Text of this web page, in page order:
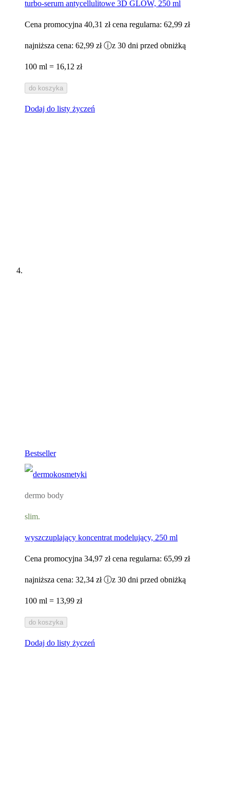
turbo-serum antycellulitowe 3D GLOW, 250 ml
Cena promocyjna 40,31 zł cena regularna: 62,99 zł
najniższa cena: 62,99 zł ⓘz 30 dni przed obniżką
100 ml = 16,12 zł
do koszyka
Dodaj do listy życzeń
Bestseller
dermo body
slim.
wyszczuplający koncentrat modelujący, 250 ml
Cena promocyjna 34,97 zł cena regularna: 65,99 zł
najniższa cena: 32,34 zł ⓘz 30 dni przed obniżką
100 ml = 13,99 zł
do koszyka
Dodaj do listy życzeń